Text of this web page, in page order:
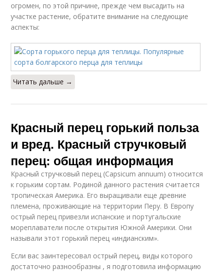
огромен, по этой причине, прежде чем высадить на
участке растение, обратите внимание на следующие
аспекты:
Читать дальше →
Красный перец горький польза
и вред. Красный стручковый
перец: общая информация
Красный стручковый перец (Capsicum annuum) относится
к горьким сортам. Родиной данного растения считается
тропическая Америка. Его выращивали еще древние
племена, проживающие на территории Перу. В Европу
острый перец привезли испанские и португальские
мореплаватели после открытия Южной Америки. Они
называли этот горький перец «индианским».
Если вас заинтересовал острый перец, виды которого
достаточно разнообразны , я подготовила информацию